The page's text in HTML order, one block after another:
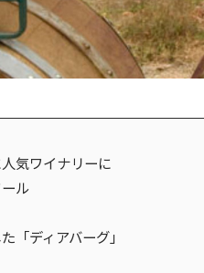
気ワイナリーに
ル
ディアバーグ」